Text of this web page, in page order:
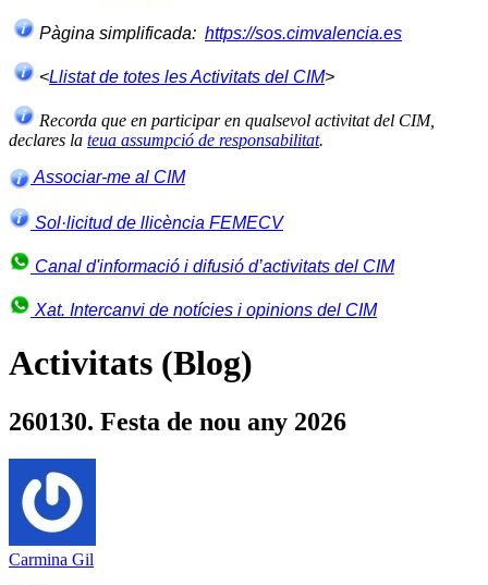
Pàgina simplificada: https://sos.cimvalencia.es
<Llistat de totes les Activitats del CIM>
Recorda que en participar en qualsevol activitat del CIM,
declares la teua assumpció de responsabilitat.
Associar-me al CIM
Sol·licitud de llicència FEMECV
Canal d'informació i difusió d’activitats del CIM
Xat. Intercanvi de notícies i opinions del CIM
Activitats (Blog)
260130. Festa de nou any 2026
Carmina Gil